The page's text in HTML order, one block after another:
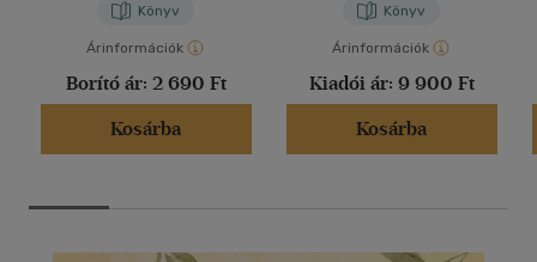
Könyv
Árinformációk
Borító ár: 2 690 Ft
Kosárba
Könyv
Árinformációk
Kiadói ár: 9 900 Ft
Kosárba